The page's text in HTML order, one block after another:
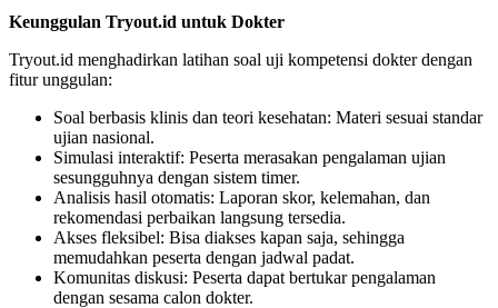
Keunggulan Tryout.id untuk Dokter
Tryout.id menghadirkan latihan soal uji kompetensi dokter dengan
fitur unggulan:
Soal berbasis klinis dan teori kesehatan: Materi sesuai standar
ujian nasional.
Simulasi interaktif: Peserta merasakan pengalaman ujian
sesungguhnya dengan sistem timer.
Analisis hasil otomatis: Laporan skor, kelemahan, dan
rekomendasi perbaikan langsung tersedia.
Akses fleksibel: Bisa diakses kapan saja, sehingga
memudahkan peserta dengan jadwal padat.
Komunitas diskusi: Peserta dapat bertukar pengalaman
dengan sesama calon dokter.